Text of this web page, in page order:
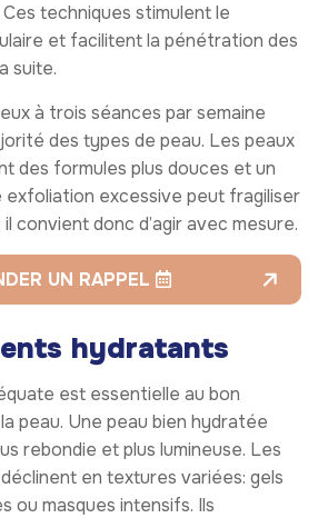
techniques stimulent le
et facilitent la pénétration des
suite.
à trois séances par semaine
des types de peau. Les peaux
des formules plus douces et un
exfoliation excessive peut fragiliser
convient donc d’agir avec mesure.
UN RAPPEL
hydratants
est essentielle au bon
peau. Une peau bien hydratée
rebondie et plus lumineuse. Les
en textures variées: gels
ou masques intensifs. Ils